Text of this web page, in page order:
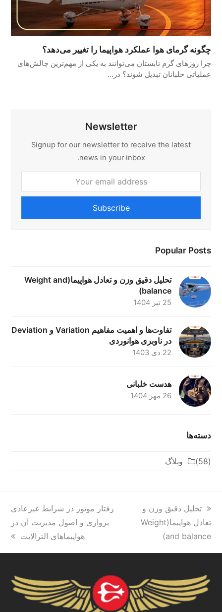
چگونه گرمای هوا عملکرد هواپیما را تغییر می‌دهد؟
چرا روزهای گرم تابستان می‌توانند به یکی از مهم‌ترین چالش‌های
عملیاتی خلبانان تبدیل شوند؟ در…
Newsletter
Signup for our newsletter to receive the latest
news in your inbox.
email
Subscribe
Popular Posts
تحلیل دقیق وزن و تعادل هواپیما(Weight and
balance)
25 تیر 1404
تفاوت‌ها و اهمیت مفاهیم Variation و Deviation
در ناوبری هوانوردی
22 دی 1403
هدست خلبانی
26 مهر 1404
دسته‌ها
وبلاگ (58)
previous
post:
تحلیل دقیق وزن و
تعادل هواپیما(Weight
and balance)
next
post:
رفتار موتور در شرایط غیرعادی
پروازی و اصول مدیریت آن در
هواپیماهای الترالایت